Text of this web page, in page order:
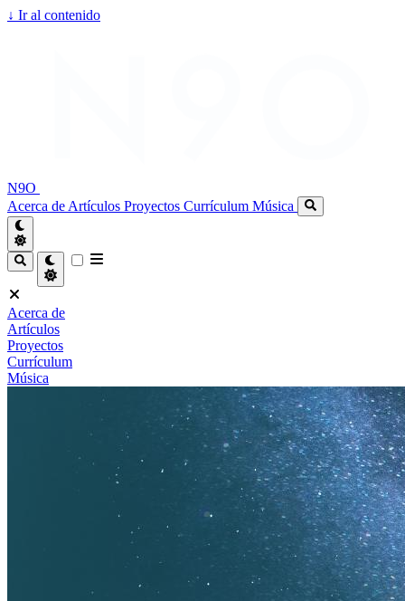
↓ Ir al contenido
N9O
Acerca de Artículos Proyectos Currículum Música
Acerca de
Artículos
Proyectos
Currículum
Música